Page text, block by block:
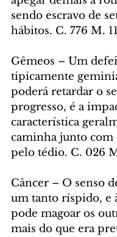
sendo escravo de
hábitos. C. 776 M.
Gêmeos – Um
tipicamente
poderá retardar o
progresso, é a
característica
caminha junto com
pelo tédio. C. 026
Câncer – O senso
um tanto ríspido, e
pode magoar os
mais do que era